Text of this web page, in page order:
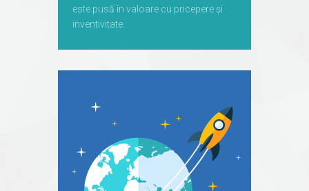
este pusă în valoare cu pricepere și
inventivitate.